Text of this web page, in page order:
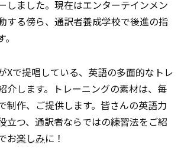
しました。現在はエンターテインメン
する傍ら、通訳者養成学校で後進の指
Xで提唱している、英語の多面的なトレ
介します。トレーニングの素材は、毎
制作、ご提供します。皆さんの英語力
立つ、通訳者ならではの練習法をご紹
お楽しみに！